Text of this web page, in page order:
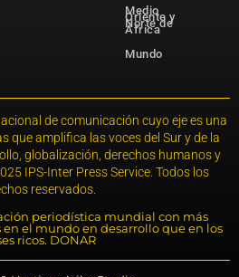
Medio
Oriente y
Norte de
África
Mundo
de comunicación cuyo eje es una
que amplifica las voces del Sur y de la
globalización, derechos humanos y
IPS-Inter Press Service. Todos los
reservados.
periodística mundial con más
en el mundo en desarrollo que en los
ricos. DONAR